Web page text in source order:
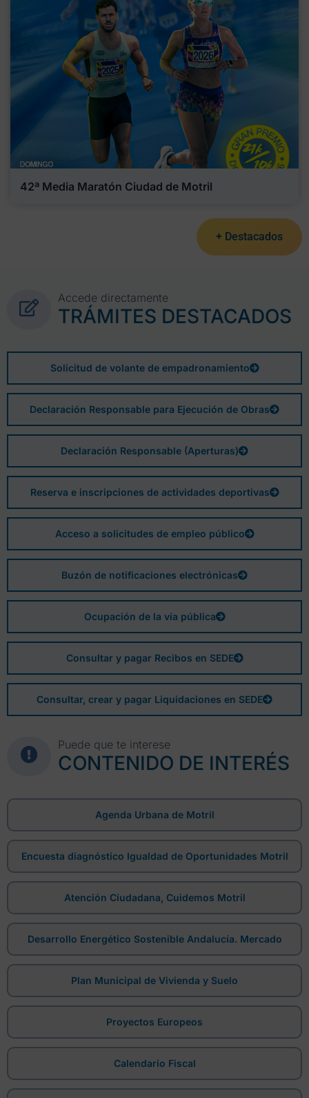
42ª Media Maratón Ciudad de Motril
+ Destacados
Accede directamente
TRÁMITES DESTACADOS
Solicitud de volante de empadronamiento
Declaración Responsable para Ejecución de Obras
Declaración Responsable (Aperturas)
Reserva e inscripciones de actividades deportivas
Acceso a solicitudes de empleo público
Buzón de notificaciones electrónicas
Ocupación de la vía pública
Consultar y pagar Recibos en SEDE
Consultar, crear y pagar Liquidaciones en SEDE
Puede que te interese
CONTENIDO DE INTERÉS
Agenda Urbana de Motril
Encuesta diagnóstico Igualdad de Oportunidades Motril
Atención Ciudadana, Cuidemos Motril
Desarrollo Energético Sostenible Andalucía. Mercado
Plan Municipal de Vivienda y Suelo
Proyectos Europeos
Calendario Fiscal